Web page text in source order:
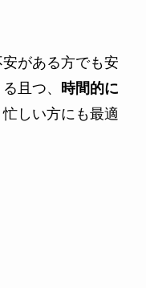
がある方でも安
且つ、
時間的に
しい方にも最適